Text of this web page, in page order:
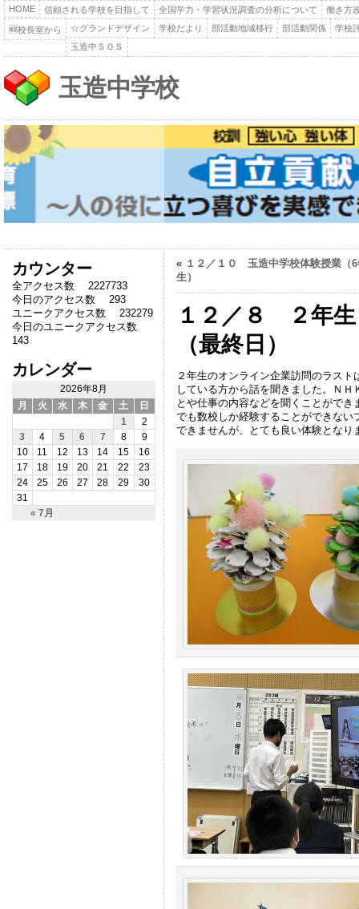
HOME 信頼される学校を目指して 全国学力・学習状況調査の分析について 働き方
🆕校長室から ☆グランドデザイン 学校だより 部活動地域移行 部活動関係
学校
玉造中ＳＯＳ
玉造中学校
カウンター
全アクセス数 2227733
今日のアクセス数 293
ユニークアクセス数 232279
今日のユニークアクセス数
143
カレンダー
2026年8月
月
火 水 木 金 土 日
« 7月
1
2
3
4 5 6 7 8
9
10
11 12 13 14 15
16
17
18 19 20 21 22
23
24
25 26 27 28 29
30
31
« １２／１０ 玉造中学校体験授業（6
生）
１２／８ ２年
（最終日）
２年生のオンライン企業訪問のラス
している方から話を聞きました。Ｎ
とや仕事の内容などを聞くことがで
でも数校しか経験することができな
できませんが、とても良い体験となり